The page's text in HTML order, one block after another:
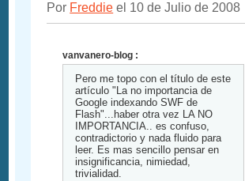
Por Freddie el 10 de Julio de 2008
vanvanero-blog :
Pero me topo con el título de este
artículo "La no importancia de
Google indexando SWF de
Flash"...haber otra vez LA NO
IMPORTANCIA.. es confuso,
contradictorio y nada fluido para
leer. Es mas sencillo pensar en
insignificancia, nimiedad,
trivialidad.